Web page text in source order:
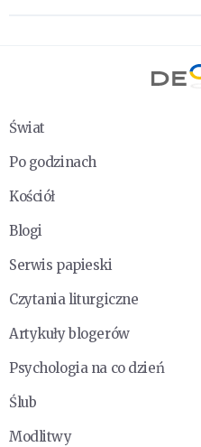
Świat
Po godzinach
Kościół
Blogi
Serwis papieski
Czytania liturgiczne
Artykuły blogerów
Psychologia na co dzień
Ślub
Modlitwy